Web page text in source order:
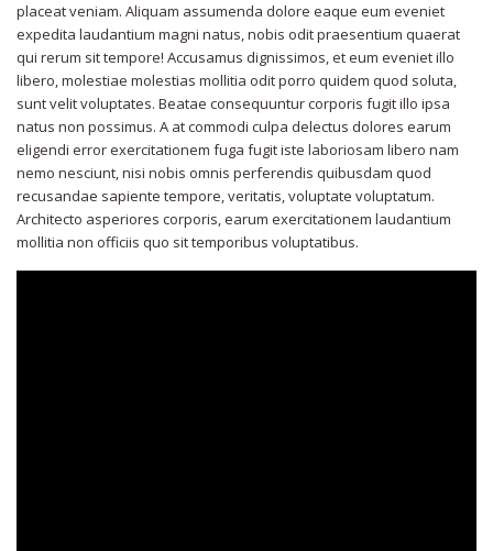
placeat veniam. Aliquam assumenda dolore eaque eum eveniet
expedita laudantium magni natus, nobis odit praesentium quaerat
qui rerum sit tempore! Accusamus dignissimos, et eum eveniet illo
libero, molestiae molestias mollitia odit porro quidem quod soluta,
sunt velit voluptates. Beatae consequuntur corporis fugit illo ipsa
natus non possimus. A at commodi culpa delectus dolores earum
eligendi error exercitationem fuga fugit iste laboriosam libero nam
nemo nesciunt, nisi nobis omnis perferendis quibusdam quod
recusandae sapiente tempore, veritatis, voluptate voluptatum.
Architecto asperiores corporis, earum exercitationem laudantium
mollitia non officiis quo sit temporibus voluptatibus.